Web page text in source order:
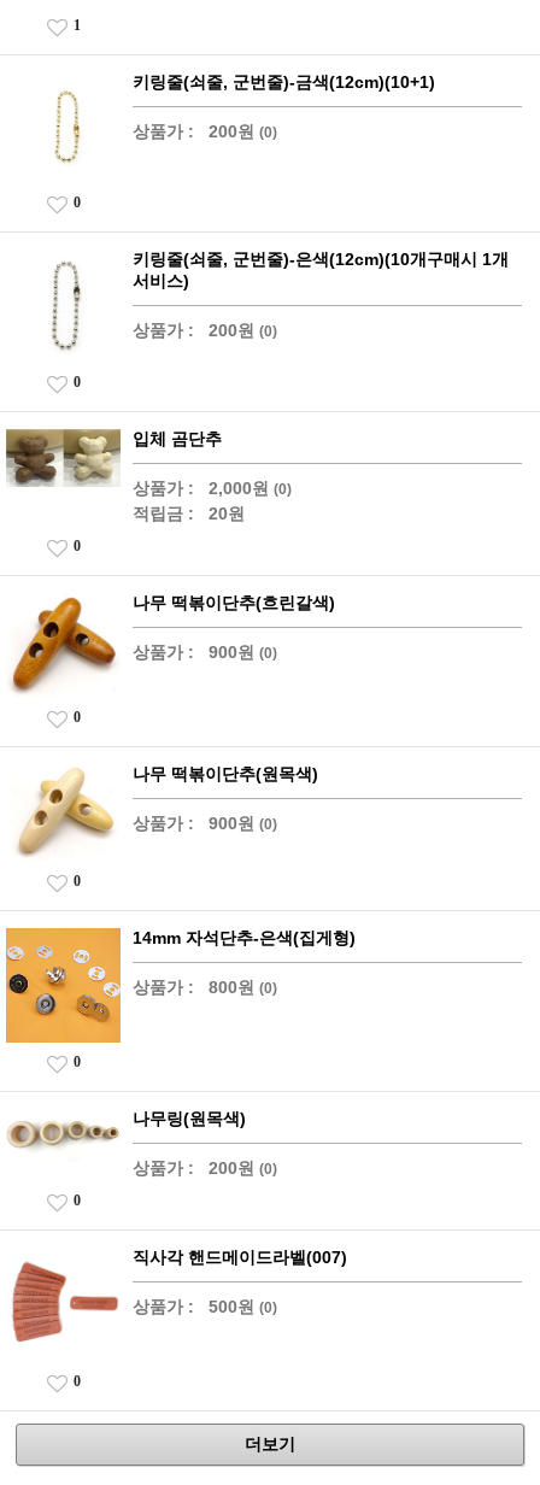
1
키링줄(쇠줄, 군번줄)-금색(12cm)(10+1)
상품가 : 200원 (0)
0
키링줄(쇠줄, 군번줄)-은색(12cm)(10개구매시 1개
서비스)
상품가 : 200원 (0)
0
입체 곰단추
상품가 : 2,000원 (0)
적립금 : 20원
0
나무 떡볶이단추(흐린갈색)
상품가 : 900원 (0)
0
나무 떡볶이단추(원목색)
상품가 : 900원 (0)
0
14mm 자석단추-은색(집게형)
상품가 : 800원 (0)
0
나무링(원목색)
상품가 : 200원 (0)
0
직사각 핸드메이드라벨(007)
상품가 : 500원 (0)
0
더보기